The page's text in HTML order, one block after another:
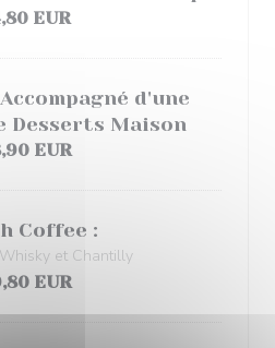
EUR
d'une
Desserts Maison
EUR
Coffee :
et Chantilly
EUR